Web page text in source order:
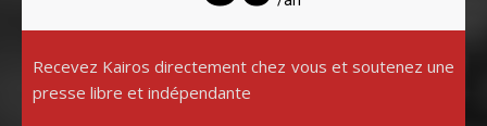
Recevez Kairos directement chez vous et soutenez une
presse libre et indépendante